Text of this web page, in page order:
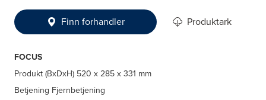
Finn forhandler Produktark
FOCUS
Produkt (BxDxH) 520 x 285 x 331 mm
Betjening Fjernbetjening